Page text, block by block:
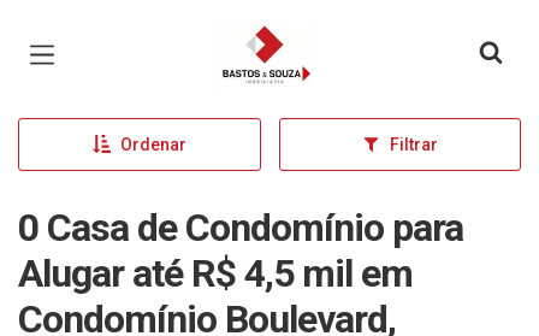
Página inicial
Ordenar Filtrar
0 Casa de Condomínio para
Alugar até R$ 4,5 mil em
Condomínio Boulevard,